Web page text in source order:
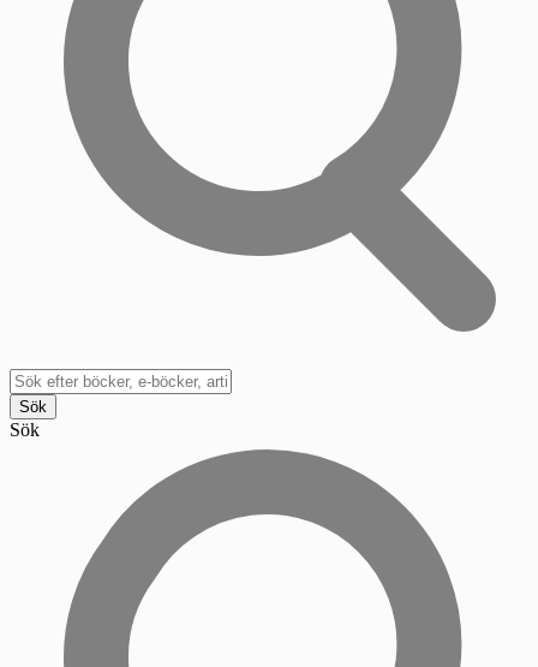
Sök
Sök